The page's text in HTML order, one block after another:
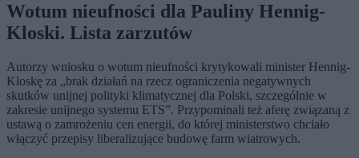
Wotum nieufności dla Pauliny Hennig-
Kloski. Lista zarzutów
Autorzy wniosku o wotum nieufności krytykowali minister Hennig-
Kloskę za „brak działań na rzecz ograniczenia negatywnych
skutków unijnej polityki klimatycznej dla Polski, szczególnie w
zakresie unijnego systemu ETS”. Przypominali też aferę związaną z
ustawą o zamrożeniu cen energii, do której ministerstwo chciało
włączyć przepisy liberalizujące budowę farm wiatrowych.